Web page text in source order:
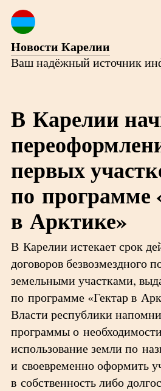
Новости Карелии
Ваш надёжный источник
В Карелии
первых
по программе
в Арктике»
В Карелии истекает срок
договоров безвозмездного
земельными участками,
по программе «Гектар в
Власти республики
программы о
использование земли по
и своевременно оформить
в собственность либо